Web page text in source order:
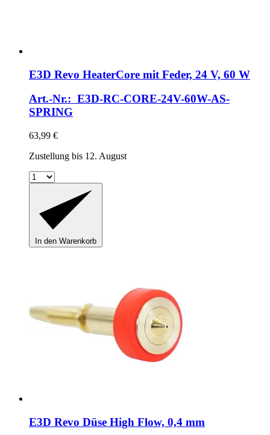
E3D Revo HeaterCore mit Feder, 24 V, 60 W
Art.-Nr.: E3D-RC-CORE-24V-60W-AS-
SPRING
63,99 €
Zustellung bis 12. August
In den Warenkorb
E3D Revo Düse High Flow, 0,4 mm